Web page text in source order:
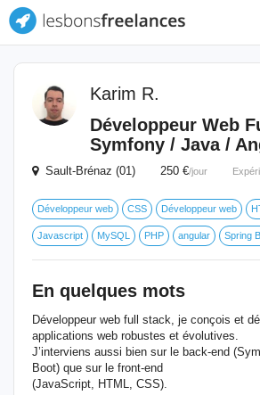
Karim R.
Développeur Web
Symfony / Java /
Sault-Brénaz (01) 250 €/jour
Développeur web CSS Développeur web
Javascript MySQL PHP angular Spring
En quelques mots
Développeur web full stack, je conçois et
applications web robustes et évolutives.
J’interviens aussi bien sur le back-end
Boot) que sur le front-end
(JavaScript, HTML, CSS).